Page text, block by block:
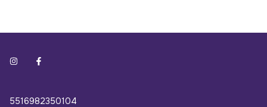
5516982350104